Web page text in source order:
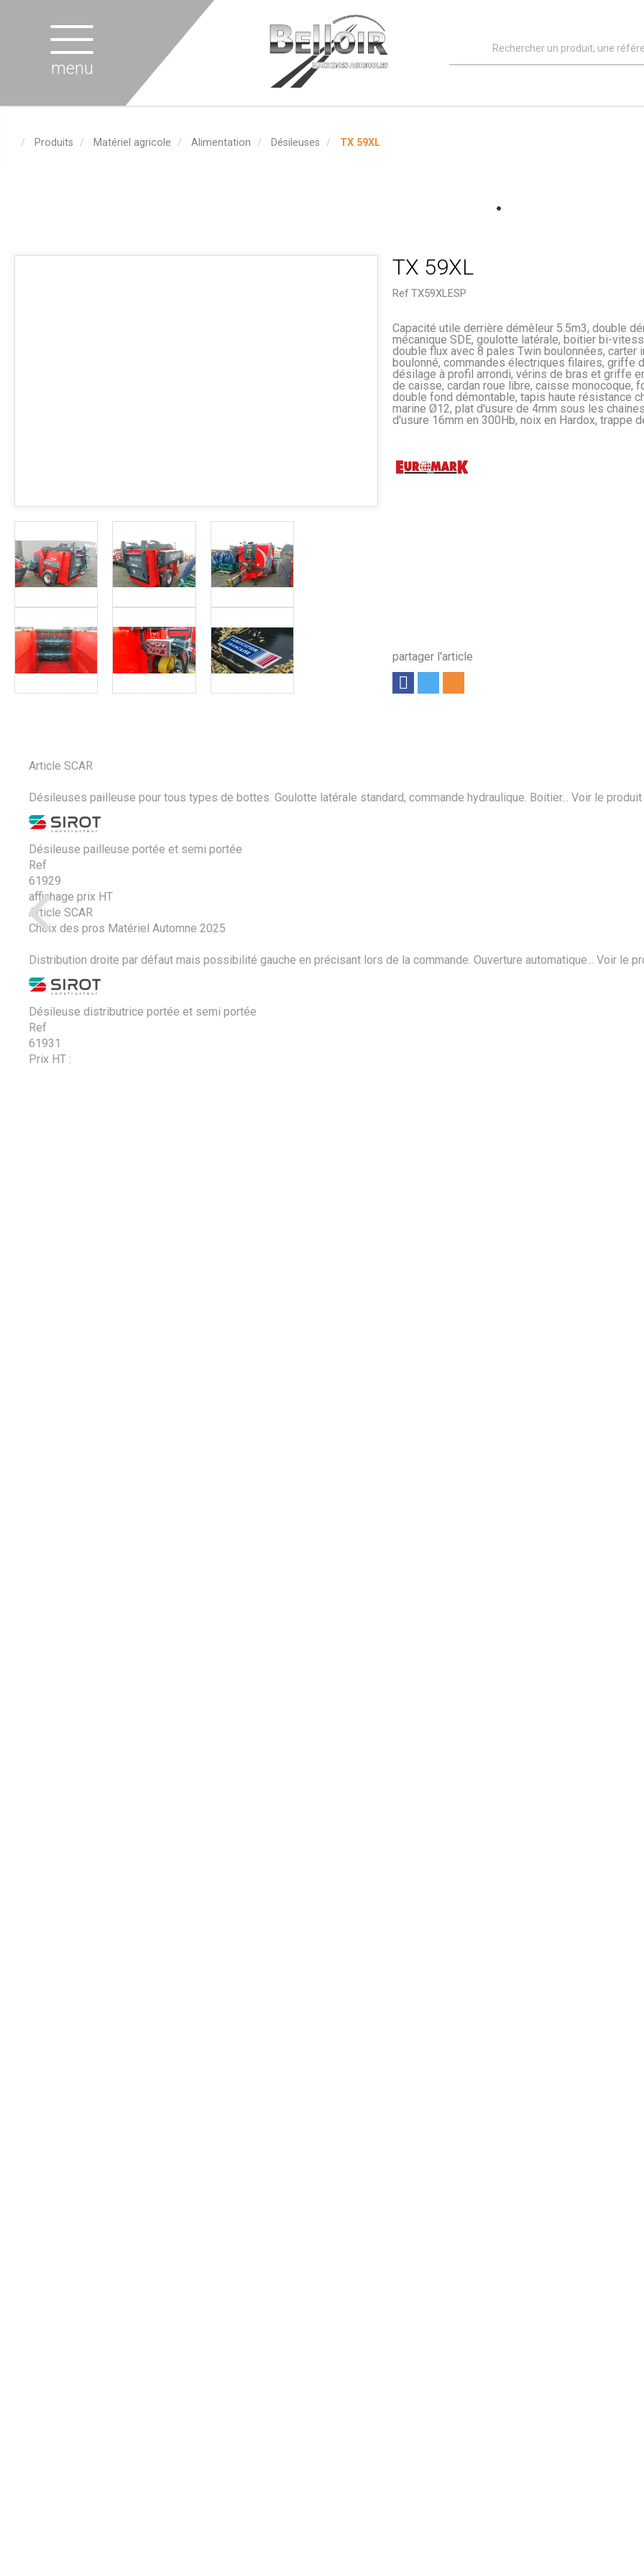
menu
Produits Matériel agricole Alimentation Désileuses TX 59XL
TX 59XL
RefTX59XLESP
partager l'article
Capacité utile derrière démêleur 5.5m3, double
mécanique SDE, goulotte latérale, boitier bi-
double flux avec 8 pales Twin boulonnées, carter
boulonné, commandes électriques filaires, griffe
désilage à profil arrondi, vérins de bras et griffe
de caisse, cardan roue libre, caisse monocoque,
double fond démontable, tapis haute résistance
marine Ø12, plat d'usure de 4mm sous les
d'usure 16mm en 300Hb, noix en Hardox, trappe
Article SCAR
Désileuses pailleuse pour tous types de bottes. Goulotte latérale standard, commande hydraulique. Boitier... Voir le produit
Désileuse pailleuse portée et semi portée
Ref
61929
affichage prix HT
Article SCAR
Choix des pros Matériel Automne 2025
Distribution droite par défaut mais possibilité gauche en précisant lors de la commande. Ouverture automatique... Voir le
Désileuse distributrice portée et semi portée
Ref
61931
Prix HT :